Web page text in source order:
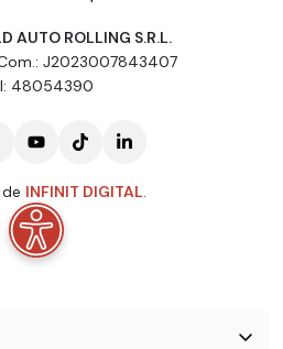
AUTO ROLLING S.R.L.
Com.: J2023007843407
48054390
INFINIT DIGITAL.